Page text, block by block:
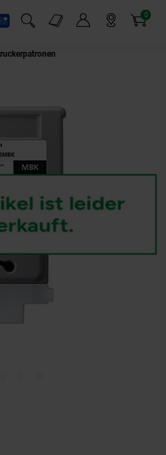
Suchfeld einblenden
Markt-Angebote 0
Artikel